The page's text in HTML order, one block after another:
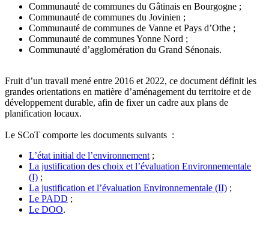
Communauté de communes du Gâtinais en Bourgogne ;
Communauté de communes du Jovinien ;
Communauté de communes de Vanne et Pays d’Othe ;
Communauté de communes Yonne Nord ;
Communauté d’agglomération du Grand Sénonais.
Fruit d’un travail mené entre 2016 et 2022, ce document définit les
grandes orientations en matière d’aménagement du territoire et de
développement durable, afin de fixer un cadre aux plans de
planification locaux.
Le SCoT comporte les documents suivants :
L’état initial de l’environnement ;
La justification des choix et l’évaluation Environnementale
(I) ;
La justification et l’évaluation Environnementale (II) ;
Le PADD ;
Le DOO.